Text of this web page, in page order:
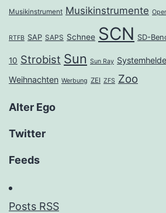
Musikinstrument Musikinstrumente
RTFB SAP SAPS Schnee SCN SD-
10 Strobist Sun Sun Ray
Weihnachten Werbung ZEI ZFS Zoo
Alter Ego
Twitter
Feeds
Posts RSS